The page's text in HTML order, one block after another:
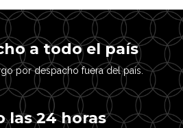
a todo el país
por despacho fuera del país.
las 24 horas